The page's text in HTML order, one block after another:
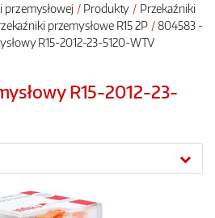
Produkty
Przekaźniki
przemysłowe R15 2P
804583 -
R15-2012-23-5120-WTV
R15-2012-23-